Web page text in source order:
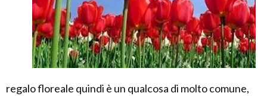
regalo floreale quindi è un qualcosa di molto comune,